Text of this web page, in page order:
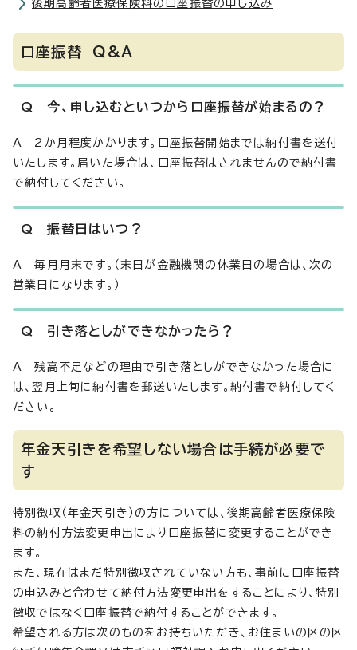
後期高齢者医療保険料の口座振替の申し込み
口座振替 Q&A
Q 今、申し込むといつから口座振替が始まるの？
A 2か月程度かかります。口座振替開始までは納付書を送付
いたします。届いた場合は、口座振替はされませんので納付書
で納付してください。
Q 振替日はいつ？
A 毎月月末です。（末日が金融機関の休業日の場合は、次の
営業日になります。）
Q 引き落としができなかったら？
A 残高不足などの理由で引き落としができなかった場合に
は、翌月上旬に納付書を郵送いたします。納付書で納付してく
ださい。
年金天引きを希望しない場合は手続が必要で
す
特別徴収（年金天引き）の方については、後期高齢者医療保険
料の納付方法変更申出により口座振替に変更することができ
ます。
また、現在はまだ特別徴収されていない方も、事前に口座振替
の申込みと合わせて納付方法変更申出をすることにより、特別
徴収ではなく口座振替で納付することができます。
希望される方は次のものをお持ちいただき、お住まいの区の区